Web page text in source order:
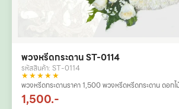
พวงหรีดกระดาน ST-0114
รหัสสินค้า: ST-0114
★★★★★
พวงหรีดกระดานราคา 1,500 พวงหรีดหรีดกระดาน ดอก
1,500.-